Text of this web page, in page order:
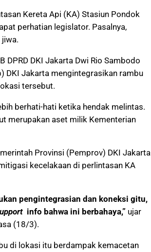
Kereta Api (KA) Stasiun Pondok
perhatian legislator. Pasalnya,
DPRD DKI Jakarta Dwi Rio Sambodo
DKI Jakarta mengintegrasikan rambu
tersebut.
berhati-hati ketika hendak melintas.
merupakan aset milik Kementerian
Provinsi (Pemprov) DKI Jakarta
kecelakaan di perlintasan KA
pengintegrasian dan koneksi gitu,
info bahwa ini berbahaya,” ujar
(18/3).
di lokasi itu berdampak kemacetan